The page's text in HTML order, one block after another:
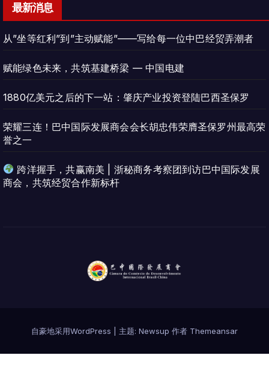
最新消息
从”坐等红利”到”主动赋能”——写给每一位中巴经贸弄潮者
赋能绿色未来，共筑基建桥梁 — 中国电建
1880亿美元之后的下一站：肇庆产业投资登陆巴西圣保罗
荣耀三连！巴中国际发展商会会长胡忠伟荣膺圣保罗州最高荣
誉之一
跨洋握手，共赢南美 | 浙秘商务考察团到访巴中国际发展
商会，共筑经贸合作新标杆
自豪地采用WordPress 主题: Newsup 作者 Themeansar